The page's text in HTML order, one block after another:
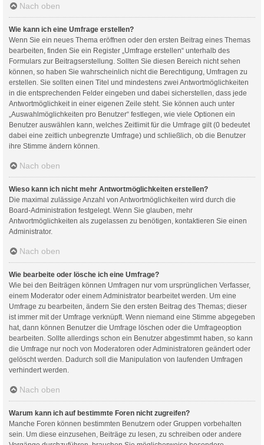
Nach oben
Wie kann ich eine Umfrage erstellen?
Wenn Sie ein neues Thema eröffnen oder den ersten Beitrag eines Themas
bearbeiten, finden Sie ein Register „Umfrage erstellen“ unterhalb des
Formulars zur Beitragserstellung. Sollten Sie diesen Bereich nicht sehen
können, so haben Sie wahrscheinlich nicht die Berechtigung, Umfragen zu
erstellen. Sie sollten einen Titel und mindestens zwei Antwortmöglichkeiten
in die entsprechenden Felder eingeben und dabei sicherstellen, dass jede
Antwortmöglichkeit in einer eigenen Zeile steht. Sie können auch unter
„Auswahlmöglichkeiten pro Benutzer“ festlegen, wie viele Optionen ein
Benutzer auswählen kann, welches Zeitlimit für die Umfrage gilt (0 bedeutet
dabei eine zeitlich unbegrenzte Umfrage) und schließlich, ob die Benutzer
ihre Stimme ändern können.
Nach oben
Wieso kann ich nicht mehr Antwortmöglichkeiten erstellen?
Die maximal zulässige Anzahl von Antwortmöglichkeiten wird durch die
Board-Administration festgelegt. Wenn Sie glauben, mehr
Antwortmöglichkeiten als zugelassen zu benötigen, kontaktieren Sie einen
Administrator.
Nach oben
Wie bearbeite oder lösche ich eine Umfrage?
Wie bei den Beiträgen können Umfragen nur vom ursprünglichen Verfasser,
einem Moderator oder einem Administrator bearbeitet werden. Um eine
Umfrage zu bearbeiten, ändern Sie den ersten Beitrag des Themas; dieser
ist immer mit der Umfrage verknüpft. Wenn niemand eine Stimme abgegeben
hat, dann können Benutzer die Umfrage löschen oder die Umfrageoption
bearbeiten. Sollte allerdings schon ein Benutzer abgestimmt haben, so kann
die Umfrage nur noch von Moderatoren oder Administratoren geändert oder
gelöscht werden. Dadurch soll die Manipulation von laufenden Umfragen
verhindert werden.
Nach oben
Warum kann ich auf bestimmte Foren nicht zugreifen?
Manche Foren können bestimmten Benutzern oder Gruppen vorbehalten
sein. Um diese einzusehen, Beiträge zu lesen, zu schreiben oder andere